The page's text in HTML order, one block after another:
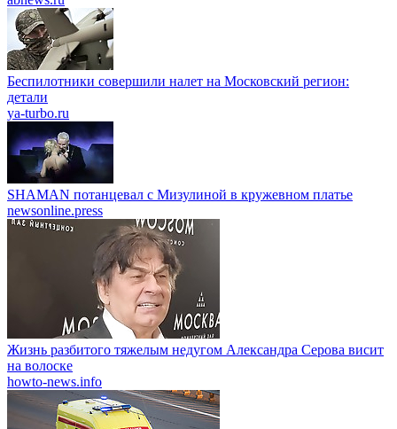
Беспилотники совершили налет на Московский регион:
детали
ya-turbo.ru
SHAMAN потанцевал с Мизулиной в кружевном платье
newsonline.press
Жизнь разбитого тяжелым недугом Александра Серова висит
на волоске
howto-news.info